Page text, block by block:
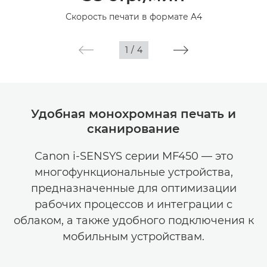
Технические характеристики
Скорость печати в формате A4
1 / 4
Удобная монохромная печать и
сканирование
Canon i-SENSYS серии MF450 — это
многофункциональные устройства,
предназначенные для оптимизации
рабочих процессов и интеграции с
облаком, а также удобного подключения к
мобильным устройствам.